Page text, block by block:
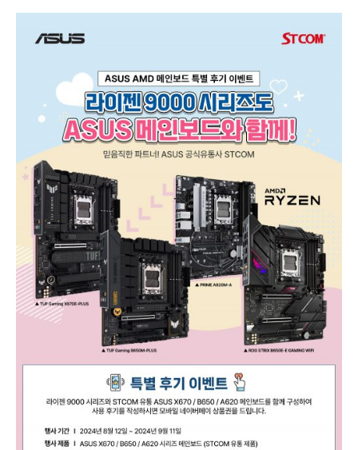
도
드
께!
ASUS
메
인
보
드
특
별
후
기